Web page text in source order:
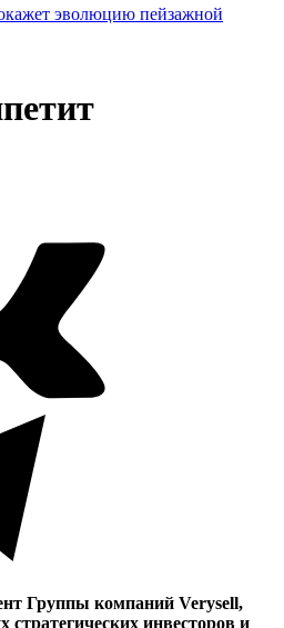
Группы компаний Verysell,
стратегических инвесторов и